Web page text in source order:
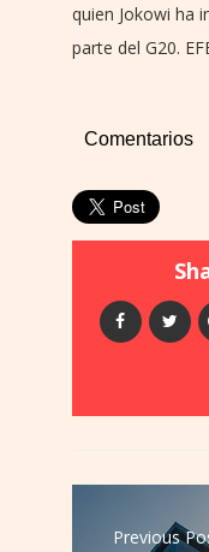
quien Jokowi ha
parte del G20.
Comentarios
Previous